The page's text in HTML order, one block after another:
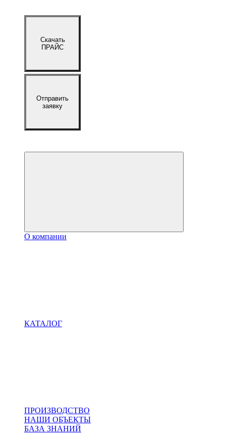
Скачать
ПРАЙС
Отправить
заявку
О компании
КАТАЛОГ
ПРОИЗВОДСТВО
НАШИ ОБЪЕКТЫ
БАЗА ЗНАНИЙ